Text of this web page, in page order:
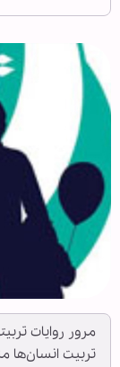
مرور روایات
تربیت انسان‌ها